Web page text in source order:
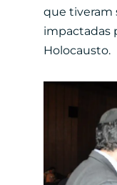
que tiveram
impactadas
Holocausto.